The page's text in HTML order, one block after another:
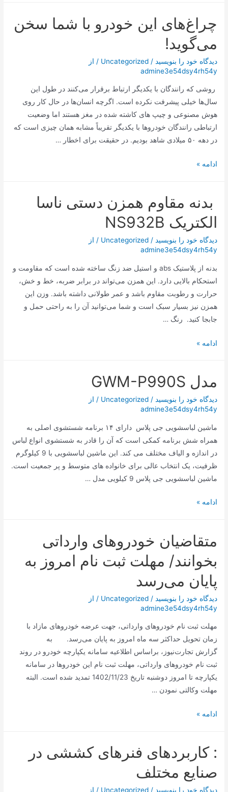
پلاس
نفره
مدل
GDW-
N4663
چراغ‌های این خودرو با شما سخن
می‌گوید!
دیدگاه‌ خود را بنویسید /
Uncategorized / از
admine3e54dsy4rh54y
روشی که رانندگان با یکدیگر ارتباط برقرار می‌کنند در طول این
سال‌ها خیلی پیشرفت نکرده است. اگرچه انسان‌ها در حال کار روی
هوش مصنوعی و چیپ های کاشته شده در مغز هستند اما وضعیت
ارتباطی رانندگان خودروها با یکدیگر تقریباً مشابه همان چیزی است که
در دهه ۵۰ میلادی شاهد بودیم. در حقیقت برای اخطار …
چراغ‌های
شما
سخن
می‌گوید!
ادامه »
بدنه مقاوم همزن دستی ناسا
الکتریک NS932B
دیدگاه‌ خود را بنویسید /
Uncategorized / از
admine3e54dsy4rh54y
بدنه از پلاستیک abs و استیل ضد زنگ ساخته شده است که مقاومت و
استحکام بالایی دارد. این همزن می‌تواند در برابر ضربه، خط و خش،
حرارت و رطوبت مقاوم باشد و عمر طولانی داشته باشد. وزن این
همزن نیز بسیار سبک است و شما می‌توانید آن را به راحتی حمل و
جابجا کنید. رنگ …
بدنه
دستی
ناسا
الکتریک
ادامه »
مدل GWM-P990S
دیدگاه‌ خود را بنویسید /
Uncategorized / از
admine3e54dsy4rh54y
ماشین لباسشویی جی پلاس دارای ۱۴ برنامه شستشوی اصلی به
همراه شش برنامه کمکی است که آن را قادر به شستشوی انواع لباس
در اندازه و الیاف مختلف می کند. این ماشین لباسشویی با 9 کیلوگرم
ظرفیت، یک انتخاب عالی برای خانواده های متوسط و پر جمعیت است.
ماشین لباسشویی جی پلاس 9 کیلویی مدل …
مدل
ادامه »
متقاضیان خودروهای وارداتی
بخوانند/ مهلت ثبت نام امروز به
پایان می‌رسد
دیدگاه‌ خود را بنویسید /
Uncategorized / از
admine3e54dsy4rh54y
مهلت ثبت نام خودروهای وارداتی، جهت عرضه خودروهای مازاد با
زمان تحویل حداکثر سه ماه امروز به پایان می‌رسد. به
گزارش تجارت‌نیوز، براساس اطلاعیه سامانه یکپارچه خودرو در روند
ثبت نام خودروهای وارداتی، مهلت ثبت نام این خودروها در سامانه
یکپارچه تا امروز دوشنبه تاریخ 1402/11/23 تمدید شده است. البته
مهلت وکالتی نمودن …
متقاضیان
بخوانند/
ثبت
نام
ادامه »
: کاربردهای فنرهای کششی در
صنایع مختلف
دیدگاه‌ خود را بنویسید /
Uncategorized / از